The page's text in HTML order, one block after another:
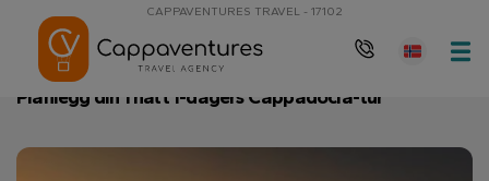
CAPPAVENTURES TRAVEL - 17102
Hovedside
Planlegg din 1 natt 1-dagers Cappadocia-tur